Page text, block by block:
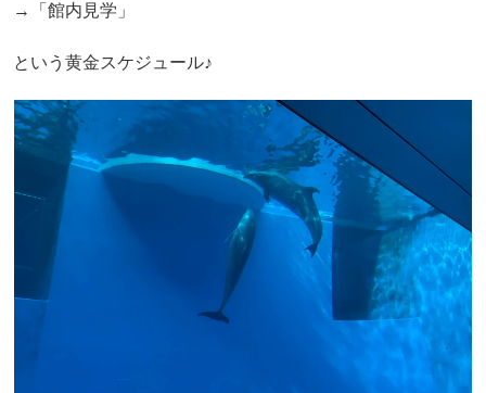
→「館内見学」
という黄金スケジュール♪